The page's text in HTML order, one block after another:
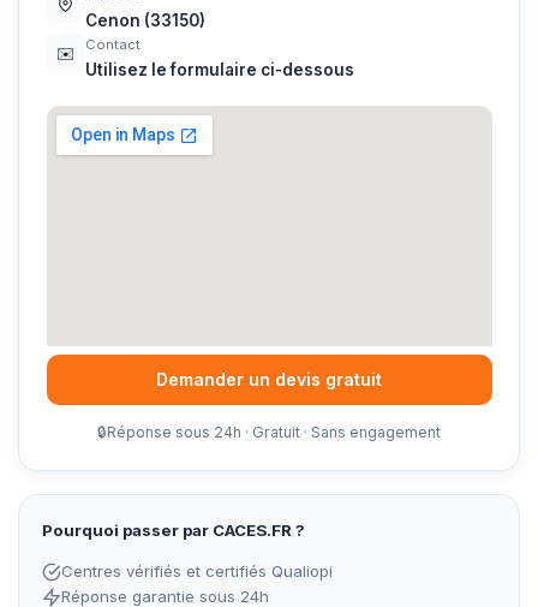
Cenon (33150)
✉️
Contact
Utilisez le formulaire ci-dessous
Demander un devis gratuit
🔒Réponse sous 24h · Gratuit · Sans engagement
Pourquoi passer par CACES.FR ?
Centres vérifiés et certifiés Qualiopi
Réponse garantie sous 24h